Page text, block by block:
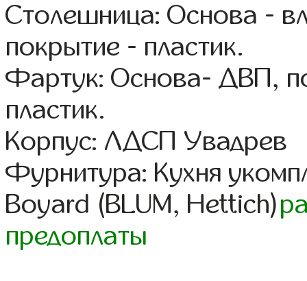
Столешница: Основа -
покрытие - пластик.
Фартук: Основа- ДВП,
пластик.
Корпус: ЛДСП Увадрев
Фурнитура: Кухня
Boyard (BLUM, Hettich)
предоплаты